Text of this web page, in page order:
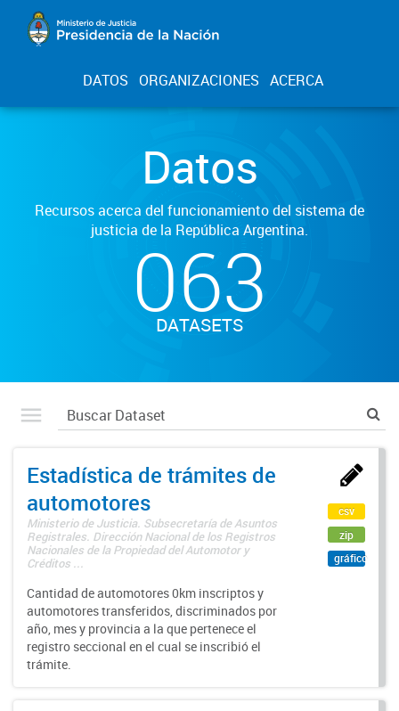
DATOS ORGANIZACIONES ACERCA
Datos
Recursos acerca del funcionamiento del sistema de
justicia de la República Argentina.
063
DATASETS
Estadística de trámites de
automotores
Ministerio de Justicia. Subsecretaría de Asuntos
Registrales. Dirección Nacional de los Registros
Nacionales de la Propiedad del Automotor y
Créditos ...
Cantidad de automotores 0km inscriptos y
automotores transferidos, discriminados por
año, mes y provincia a la que pertenece el
registro seccional en el cual se inscribió el
trámite.
csv
zip
gráfico